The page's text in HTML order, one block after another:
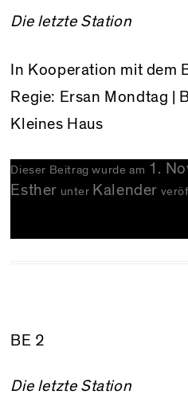
Die letzte Station
In Kooperation mit dem
Regie: Ersan Mondtag |
Kleines Haus
Dieser Beitrag wurde am 1.
Esther unter Kalender
BE 2
Die letzte Station